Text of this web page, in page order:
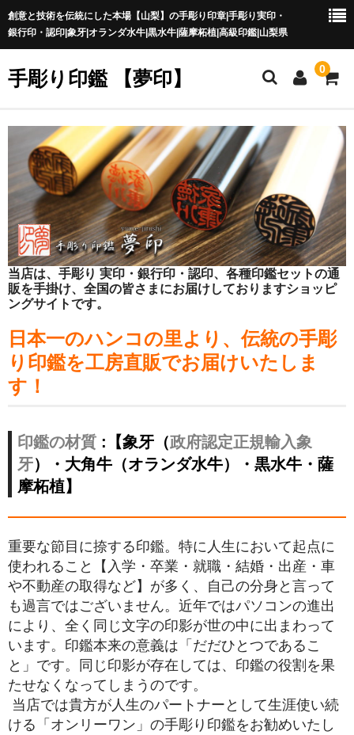
創意と技術を伝統にした本場【山梨】の手彫り印章|手彫り実印・
銀行印・認印|象牙|オランダ水牛|黒水牛|薩摩柘植|高級印鑑|山梨県
手彫り印鑑 【夢印】 0
夢印TOP
商品一覧
印章の本場 山梨
一級印章彫刻技能士
印鑑の材質
印鑑の種類
印鑑の書体
象牙印鑑の種類
お客様の声
ご利用案内
お問い合わせ
当店は、手彫り 実印・銀行印・認印、各種印鑑セットの通
販を手掛け、全国の皆さまにお届けしておりますショッピ
ングサイトです。
日本一のハンコの里より、伝統の手彫
り印鑑を工房直販でお届けいたしま
す！
印鑑の材質 :【象牙（政府認定正規輸入象
牙）・大角牛（オランダ水牛）・黒水牛・薩
摩柘植】
重要な節目に捺する印鑑。特に人生において起点に
使われること【入学・卒業・就職・結婚・出産・車
や不動産の取得など】が多く、自己の分身と言って
も過言ではございません。近年ではパソコンの進出
により、全く同じ文字の印影が世の中に出まわって
います。印鑑本来の意義は「だだひとつであるこ
と」です。同じ印影が存在しては、印鑑の役割を果
たせなくなってしまうのです。
当店では貴方が人生のパートナーとして生涯使い続
ける「オンリーワン」の手彫り印鑑をお勧めいたし